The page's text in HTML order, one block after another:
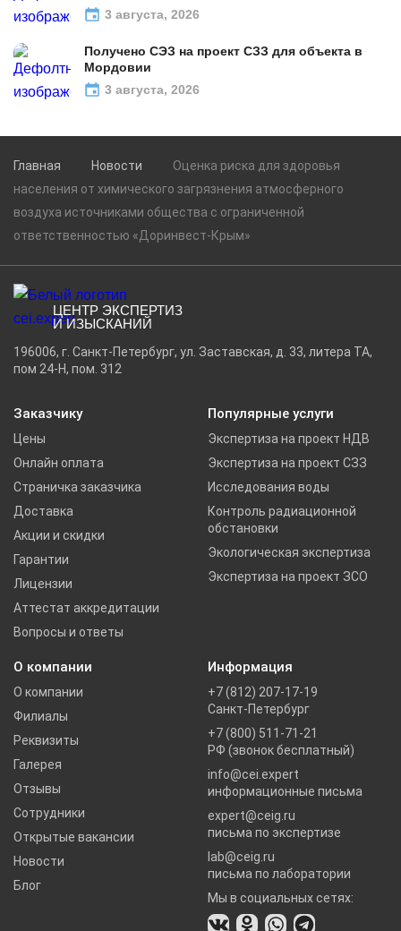
3 августа, 2026
Получено СЭЗ на проект СЗЗ для объекта в
Мордовии
3 августа, 2026
Главная Новости
Оценка риска для здоровья
населения от химического загрязнения атмосферного
воздуха источниками общества с ограниченной
ответственностью «Доринвест-Крым»
ЦЕНТР ЭКСПЕРТИЗ
И ИЗЫСКАНИЙ
196006, г. Санкт-Петербург, ул. Заставская, д. 33, литера ТА,
пом 24-Н, пом. 312
Заказчику
Цены
Онлайн оплата
Страничка заказчика
Доставка
Акции и скидки
Гарантии
Лицензии
Аттестат аккредитации
Вопросы и ответы
Популярные услуги
Экспертиза на проект НДВ
Экспертиза на проект СЗЗ
Исследования воды
Контроль радиационной
обстановки
Экологическая экспертиза
Экспертиза на проект ЗСО
О компании
О компании
Филиалы
Реквизиты
Галерея
Отзывы
Сотрудники
Открытые вакансии
Новости
Блог
Информация
+7 (812) 207-17-19
Санкт-Петербург
+7 (800) 511-71-21
РФ (звонок бесплатный)
info@cei.expert
информационные письма
expert@ceig.ru
письма по экспертизе
lab@ceig.ru
письма по лаборатории
Мы в социальных сетях: